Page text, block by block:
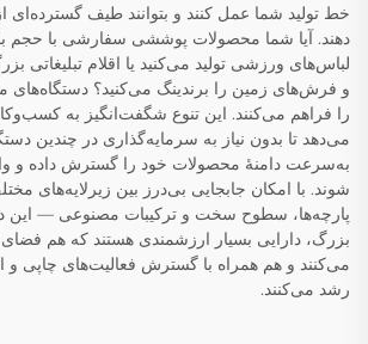
خط تولید شما عمل کنند و بتوانند طیف گسترده‌ای
دهند. آیا شما محصولات پوششی سفارشی با حجم
لباس‌های ورزشی تولید می‌کنید یا اقلام تبلیغاتی
و فرش‌های زمین را برندینگ می‌کنید؟ دستگاه‌های
را فراهم می‌کنند. این تنوع شگفت‌انگیز به
می‌دهد تا بدون نیاز به سرمایه‌گذاری در چندین
به‌سرعت دامنهٔ محصولات خود را گسترش داده و
شوند. با امکان جابجایی بی‌درز بین زیرلایه‌های
پارچه‌ها، سطوح سخت و ترکیبات مصنوعی — این
بزرگ، دارایی بسیار ارزشمندی هستند که هم
می‌کنند و هم همراه با گسترش فعالیت‌های چاپی و
رشد می‌کنند.